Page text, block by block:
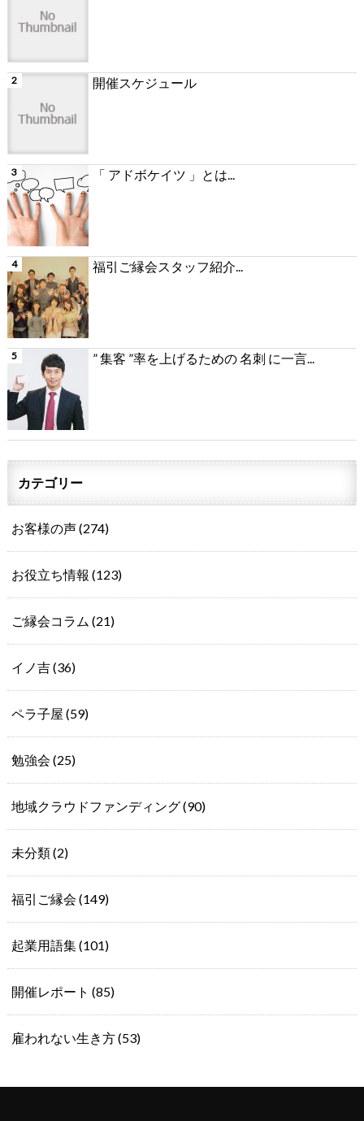
開催スケジュール
「 アドボケイツ 」とは...
福引ご縁会スタッフ紹介...
” 集客 ”率を上げるための 名刺 に一言...
カテゴリー
お客様の声(274)
お役立ち情報 (123)
ご縁会コラム (21)
イノ吉(36)
ペラ子屋 (59)
勉強会 (25)
地域クラウドファンディング(90)
未分類(2)
福引ご縁会 (149)
起業用語集(101)
開催レポート (85)
雇われない生き方(53)